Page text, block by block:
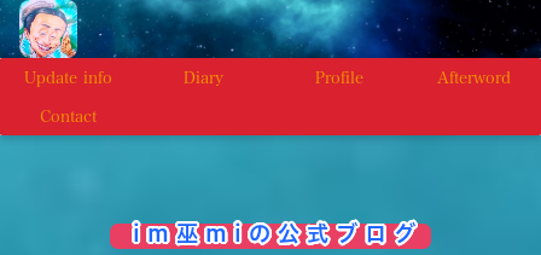
Update info Diary Profile Afterword
Contact
i m 巫 m i の 公 式 ブ ロ グ